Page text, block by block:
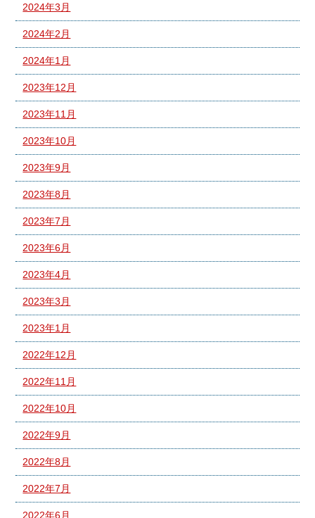
2024年3月
2024年2月
2024年1月
2023年12月
2023年11月
2023年10月
2023年9月
2023年8月
2023年7月
2023年6月
2023年4月
2023年3月
2023年1月
2022年12月
2022年11月
2022年10月
2022年9月
2022年8月
2022年7月
2022年6月